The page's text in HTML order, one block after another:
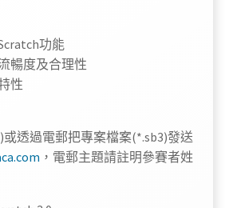
功能
暢度及合理性
性
或透過電郵把專案檔案(*.sb3)發送
，電郵主題請註明參賽者姓